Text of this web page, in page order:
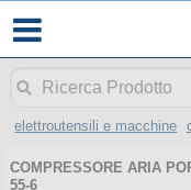
elettroutensili e macchine
COMPRESSORE ARIA
55-6